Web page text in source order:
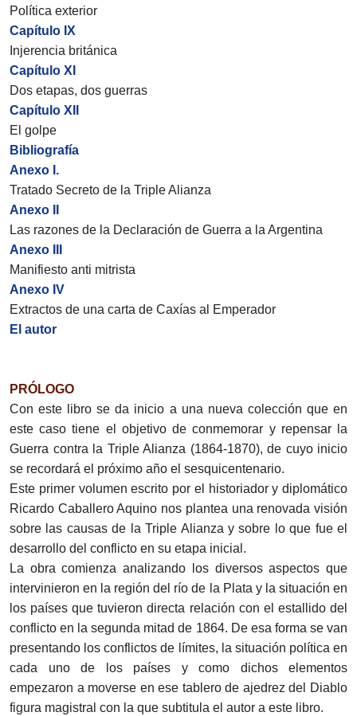
Política exterior
Capítulo IX
Injerencia británica
Capítulo XI
Dos etapas, dos guerras
Capítulo XII
El golpe
Bibliografía
Anexo I.
Tratado Secreto de la Triple Alianza
Anexo II
Las razones de la Declaración de Guerra a la Argentina
Anexo III
Manifiesto anti mitrista
Anexo IV
Extractos de una carta de Caxías al Emperador
El autor
PRÓLOGO
Con este libro se da inicio a una nueva colección que en
este caso tiene el objetivo de conmemorar y repensar la
Guerra contra la Triple Alianza (1864-1870), de cuyo inicio
se recordará el próximo año el sesquicentenario.
Este primer volumen escrito por el historiador y diplomático
Ricardo Caballero Aquino nos plantea una renovada visión
sobre las causas de la Triple Alianza y sobre lo que fue el
desarrollo del conflicto en su etapa inicial.
La obra comienza analizando los diversos aspectos que
intervinieron en la región del río de la Plata y la situación en
los países que tuvieron directa relación con el estallido del
conflicto en la segunda mitad de 1864. De esa forma se van
presentando los conflictos de límites, la situación política en
cada uno de los países y como dichos elementos
empezaron a moverse en ese tablero de ajedrez del Diablo
figura magistral con la que subtitula el autor a este libro.